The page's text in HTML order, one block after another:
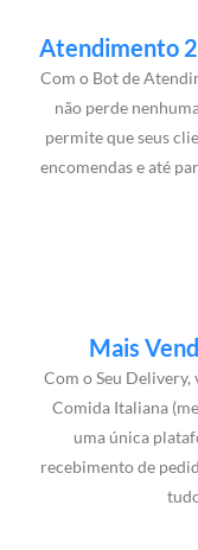
Atendimento
Com o Bot de
não perde
permite que seus
encomendas e até
Mais
Com o Seu Delivery,
Comida Italiana
uma única
recebimento de